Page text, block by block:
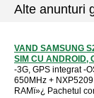
Alte anunturi
VAND SAMSUNG
SIM CU ANDROID,
-3G, GPS integrat -
650MHz +
RAMï»¿ Pachetul